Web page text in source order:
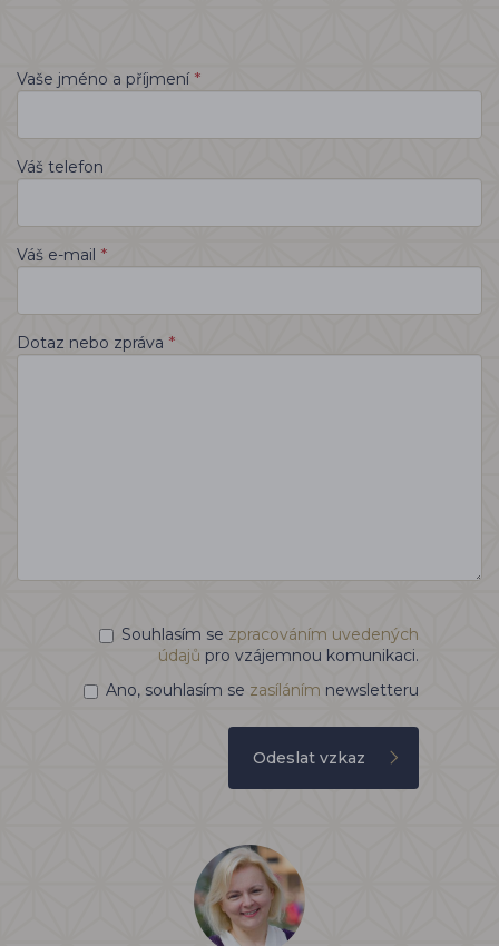
Vaše jméno a příjmení *
Váš telefon
Váš e-mail *
Dotaz nebo zpráva *
Souhlasím se zpracováním uvedených
údajů pro vzájemnou komunikaci.
Ano, souhlasím se zasíláním newsletteru
Odeslat vzkaz